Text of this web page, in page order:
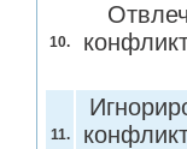
10.
11.